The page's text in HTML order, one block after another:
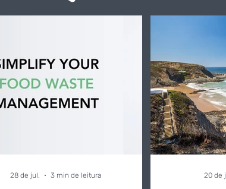
28 de jul. 3 min de leitura 20 de